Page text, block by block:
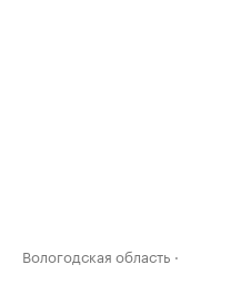
Вологодская область